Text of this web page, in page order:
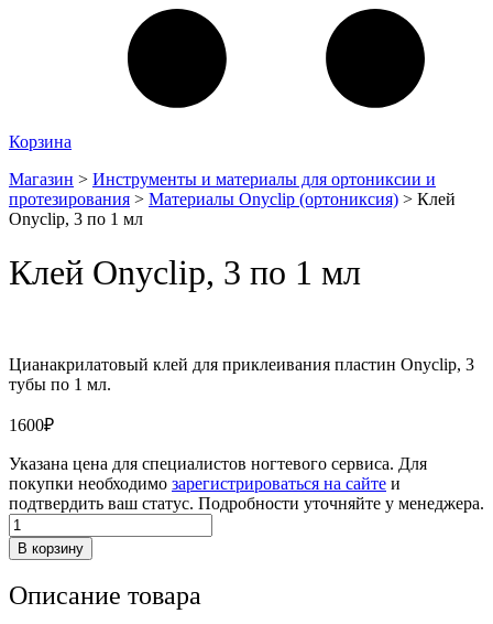
Корзина
Магазин > Инструменты и материалы для ортониксии и
протезирования > Материалы Onyclip (ортониксия) > Клей
Onyclip, 3 по 1 мл
Клей Onyclip, 3 по 1 мл
Цианакрилатовый клей для приклеивания пластин Onyclip, 3
тубы по 1 мл.
1600₽
Указана цена для специалистов ногтевого сервиса. Для
покупки необходимо зарегистрироваться на сайте и
подтвердить ваш статус. Подробности уточняйте у менеджера.
Количество
товара
Клей
3
В корзину
Описание товара